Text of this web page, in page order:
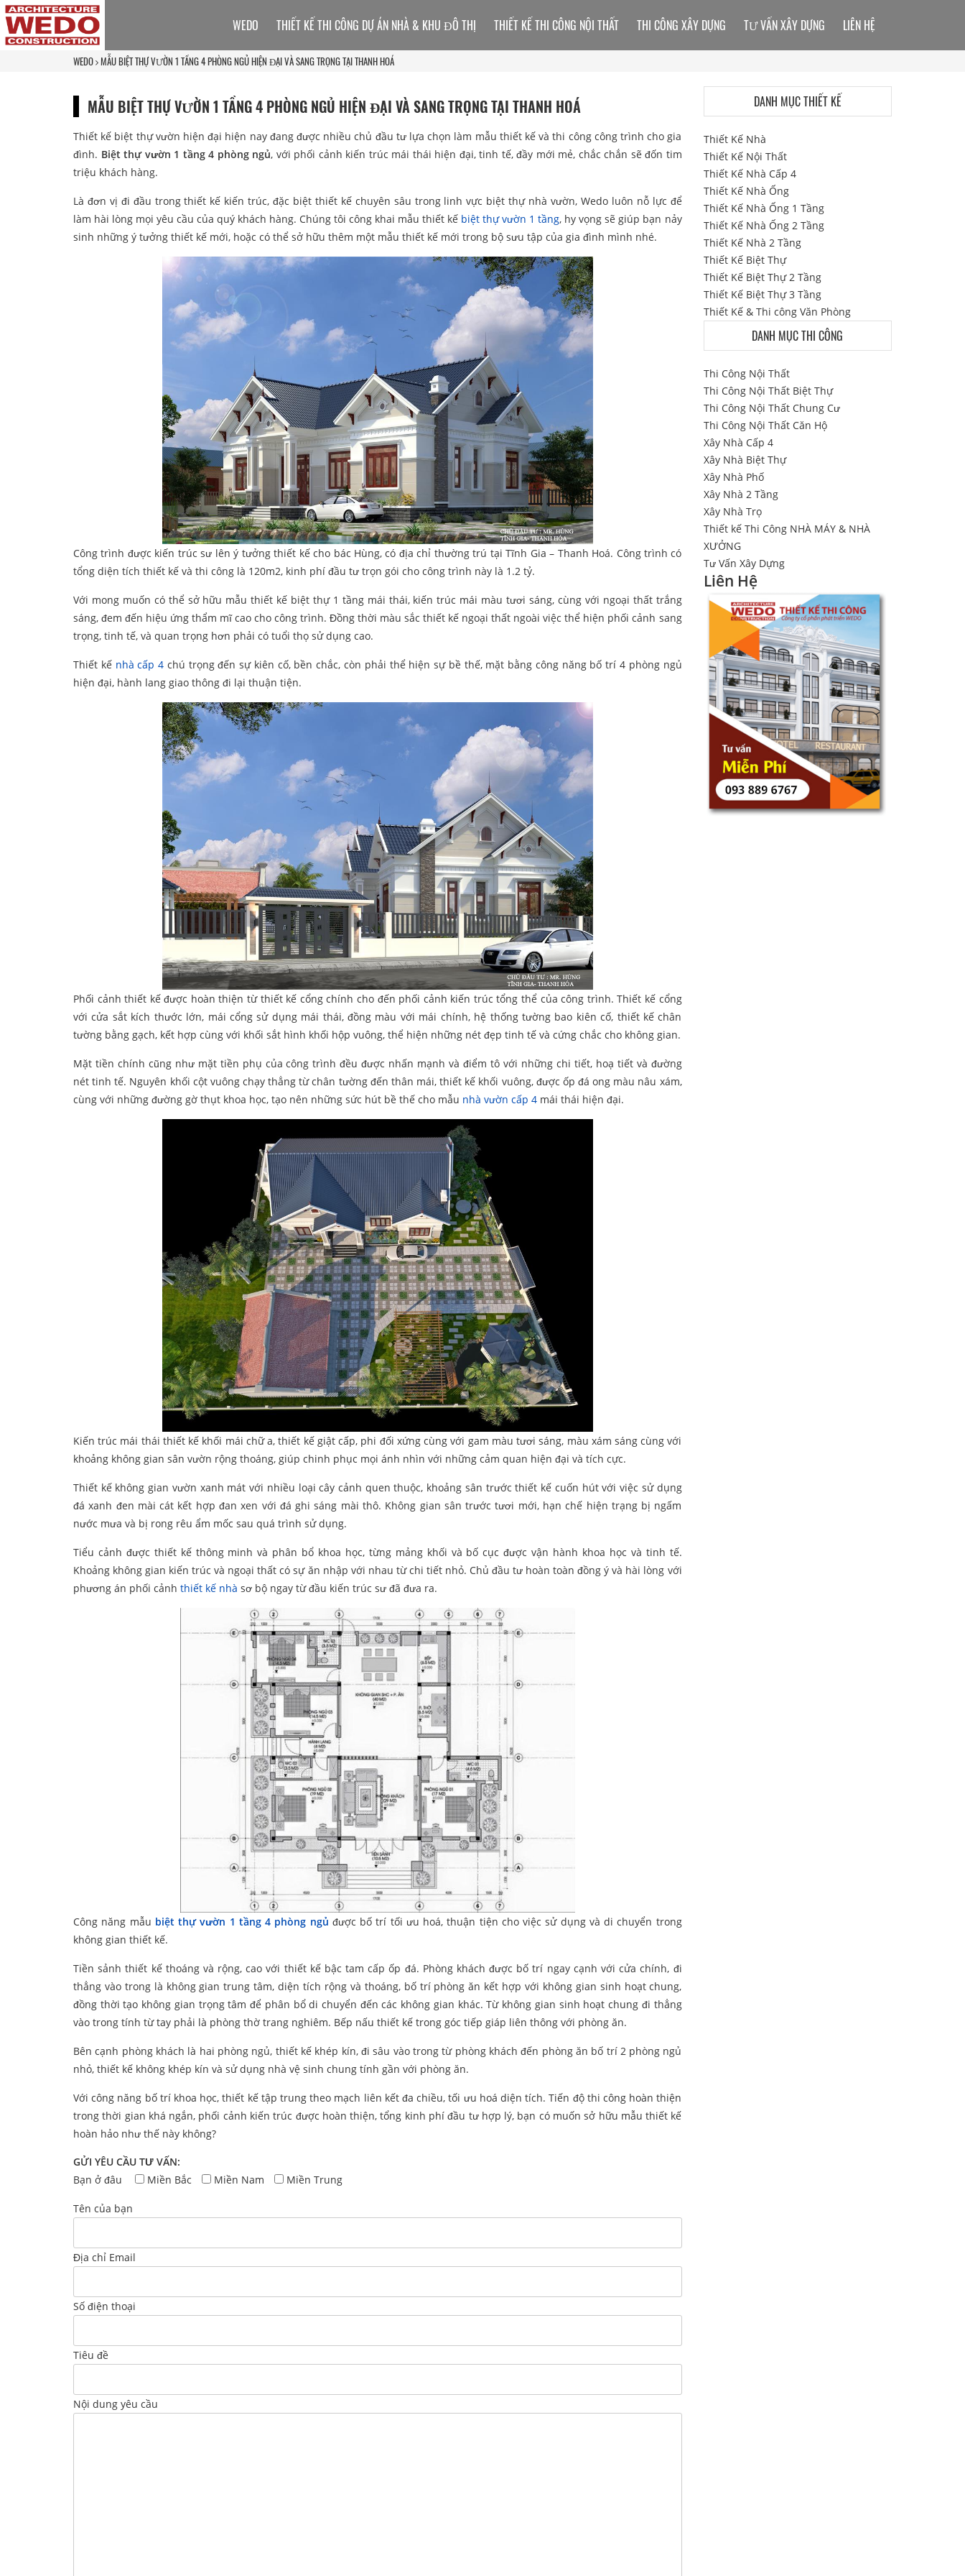
WEDO MẪU BIỆT THỰ VƯỜN 1 TẦNG 4 PHÒNG NGỦ HIỆN ĐẠI VÀ SANG TRỌNG TẠI THANH HOÁ
MẪU BIỆT THỰ VƯỜN 1 TẦNG 4 PHÒNG NGỦ HIỆN ĐẠI VÀ SANG TRỌNG TẠI THANH HOÁ
Thiết kế biệt thự vườn hiện đại hiện nay đang được nhiều chủ đầu tư lựa chọn làm mẫu thiết kế và thi công công trình cho gia
đình. Biệt thự vườn 1 tầng 4 phòng ngủ, với phối cảnh kiến trúc mái thái hiện đại, tinh tế, đầy mới mẻ, chắc chắn sẽ đốn tim
triệu khách hàng.
Là đơn vị đi đầu trong thiết kế kiến trúc, đặc biệt thiết kế chuyên sâu trong linh vực biệt thự nhà vườn, Wedo luôn nỗ lực để
làm hài lòng mọi yêu cầu của quý khách hàng. Chúng tôi công khai mẫu thiết kế biệt thự vườn 1 tầng, hy vọng sẽ giúp bạn nảy
sinh những ý tưởng thiết kế mới, hoặc có thể sở hữu thêm một mẫu thiết kế mới trong bộ sưu tập của gia đình mình nhé.
Công trình được kiến trúc sư lên ý tưởng thiết kế cho bác Hùng, có địa chỉ thường trú tại Tĩnh Gia – Thanh Hoá. Công trình có
tổng diện tích thiết kế và thi công là 120m2, kinh phí đầu tư trọn gói cho công trình này là 1.2 tỷ.
Với mong muốn có thể sở hữu mẫu thiết kế biệt thự 1 tầng mái thái, kiến trúc mái màu tươi sáng, cùng với ngoại thất trắng
sáng, đem đến hiệu ứng thẩm mĩ cao cho công trình. Đồng thời màu sắc thiết kế ngoại thất ngoài việc thể hiện phối cảnh sang
trọng, tinh tế, và quan trọng hơn phải có tuổi thọ sử dụng cao.
Thiết kế nhà cấp 4 chú trọng đến sự kiên cố, bền chắc, còn phải thể hiện sự bề thế, mặt bằng công năng bố trí 4 phòng ngủ
hiện đại, hành lang giao thông đi lại thuận tiện.
Phối cảnh thiết kế được hoàn thiện từ thiết kế cổng chính cho đến phối cảnh kiến trúc tổng thể của công trình. Thiết kế cổng
với cửa sắt kích thước lớn, mái cổng sử dụng mái thái, đồng màu với mái chính, hệ thống tường bao kiên cố, thiết kế chân
tường bằng gạch, kết hợp cùng với khối sắt hình khối hộp vuông, thể hiện những nét đẹp tinh tế và cứng chắc cho không gian.
Mặt tiền chính cũng như mặt tiền phụ của công trình đều được nhấn mạnh và điểm tô với những chi tiết, hoạ tiết và đường
nét tinh tế. Nguyên khối cột vuông chạy thẳng từ chân tường đến thân mái, thiết kế khối vuông, được ốp đá ong màu nâu xám,
cùng với những đường gờ thụt khoa học, tạo nên những sức hút bề thế cho mẫu nhà vườn cấp 4 mái thái hiện đại.
Kiến trúc mái thái thiết kế khối mái chữ a, thiết kế giật cấp, phi đối xứng cùng với gam màu tươi sáng, màu xám sáng cùng với
khoảng không gian sân vườn rộng thoáng, giúp chinh phục mọi ánh nhìn với những cảm quan hiện đại và tích cực.
Thiết kế không gian vườn xanh mát với nhiều loại cây cảnh quen thuộc, khoảng sân trước thiết kế cuốn hút với việc sử dụng
đá xanh đen mài cát kết hợp đan xen với đá ghi sáng mài thô. Không gian sân trước tươi mới, hạn chế hiện trạng bị ngấm
nước mưa và bị rong rêu ẩm mốc sau quá trình sử dụng.
Tiểu cảnh được thiết kế thông minh và phân bổ khoa học, từng mảng khối và bố cục được vận hành khoa học và tinh tế.
Khoảng không gian kiến trúc và ngoại thất có sự ăn nhập với nhau từ chi tiết nhỏ. Chủ đầu tư hoàn toàn đồng ý và hài lòng với
phương án phối cảnh thiết kế nhà sơ bộ ngay từ đầu kiến trúc sư đã đưa ra.
Công năng mẫu biệt thự vườn 1 tầng 4 phòng ngủ được bố trí tối ưu hoá, thuận tiện cho việc sử dụng và di chuyển trong
không gian thiết kế.
Tiền sảnh thiết kế thoáng và rộng, cao với thiết kế bậc tam cấp ốp đá. Phòng khách được bố trí ngay cạnh với cửa chính, đi
thẳng vào trong là không gian trung tâm, diện tích rộng và thoáng, bố trí phòng ăn kết hợp với không gian sinh hoạt chung,
đồng thời tạo không gian trọng tâm để phân bổ di chuyển đến các không gian khác. Từ không gian sinh hoạt chung đi thẳng
vào trong tính từ tay phải là phòng thờ trang nghiêm. Bếp nấu thiết kế trong góc tiếp giáp liên thông với phòng ăn.
Bên cạnh phòng khách là hai phòng ngủ, thiết kế khép kín, đi sâu vào trong từ phòng khách đến phòng ăn bố trí 2 phòng ngủ
nhỏ, thiết kế không khép kín và sử dụng nhà vệ sinh chung tính gần với phòng ăn.
Với công năng bố trí khoa học, thiết kế tập trung theo mạch liên kết đa chiều, tối ưu hoá diện tích. Tiến độ thi công hoàn thiện
trong thời gian khá ngắn, phối cảnh kiến trúc được hoàn thiện, tổng kinh phí đầu tư hợp lý, bạn có muốn sở hữu mẫu thiết kế
hoàn hảo như thế này không?
GỬI YÊU CẦU TƯ VẤN:
Bạn ở đâu
Miền Bắc Miền Nam Miền Trung
Tên của bạn
Địa chỉ Email
Số điện thoại
Tiêu đề
Nội dung yêu cầu
WEDO THIẾT KẾ THI CÔNG DỰ ÁN NHÀ & KHU ĐÔ THỊ THIẾT KẾ THI CÔNG NỘI THẤT THI CÔNG XÂY DỰNG TƯ VẤN XÂY DỰNG LIÊN HỆ
DANH MỤC THIẾT KẾ
Thiết Kế Nhà
Thiết Kế Nội Thất
Thiết Kế Nhà Cấp 4
Thiết Kế Nhà Ống
Thiết Kế Nhà Ống 1 Tầng
Thiết Kế Nhà Ống 2 Tầng
Thiết Kế Nhà 2 Tầng
Thiết Kế Biệt Thự
Thiết Kế Biệt Thự 2 Tầng
Thiết Kế Biệt Thự 3 Tầng
Thiết Kế & Thi công Văn Phòng
DANH MỤC THI CÔNG
Thi Công Nội Thất
Thi Công Nội Thất Biệt Thự
Thi Công Nội Thất Chung Cư
Thi Công Nội Thất Căn Hộ
Xây Nhà Cấp 4
Xây Nhà Biệt Thự
Xây Nhà Phố
Xây Nhà 2 Tầng
Xây Nhà Trọ
Thiết kế Thi Công NHÀ MÁY & NHÀ
XƯỞNG
Tư Vấn Xây Dựng
Liên Hệ